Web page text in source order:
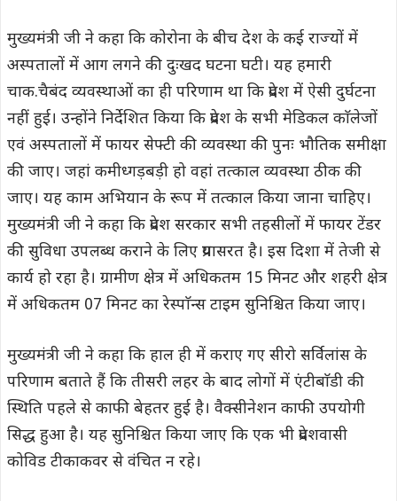
मुख्यमंत्री जी ने कहा कि कोरोना के बीच देश के कई राज्यों में
अस्पतालों में आग लगने की दुःखद घटना घटी। यह हमारी
चाक.चैबंद व्यवस्थाओं का ही परिणाम था कि प्रदेश में ऐसी दुर्घटना
नहीं हुई। उन्होंने निर्देशित किया कि प्रदेश के सभी मेडिकल काॅलेजों
एवं अस्पतालों में फायर सेफ्टी की व्यवस्था की पुनः भौतिक समीक्षा
की जाए। जहां कमीध्गड़बड़ी हो वहां तत्काल व्यवस्था ठीक की
जाए। यह काम अभियान के रूप में तत्काल किया जाना चाहिए।
मुख्यमंत्री जी ने कहा कि प्रदेश सरकार सभी तहसीलों में फायर टेंडर
की सुविधा उपलब्ध कराने के लिए प्रयासरत है। इस दिशा में तेजी से
कार्य हो रहा है। ग्रामीण क्षेत्र में अधिकतम 15 मिनट और शहरी क्षेत्र
में अधिकतम 07 मिनट का रेस्पाॅन्स टाइम सुनिश्चित किया जाए।
मुख्यमंत्री जी ने कहा कि हाल ही में कराए गए सीरो सर्विलांस के
परिणाम बताते हैं कि तीसरी लहर के बाद लोगों में एंटीबाॅडी की
स्थिति पहले से काफी बेहतर हुई है। वैक्सीनेशन काफी उपयोगी
सिद्ध हुआ है। यह सुनिश्चित किया जाए कि एक भी प्रदेशवासी
कोविड टीकाकवर से वंचित न रहे।